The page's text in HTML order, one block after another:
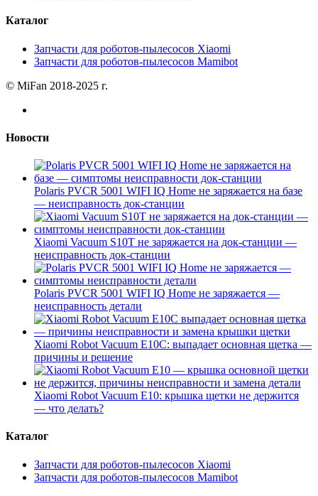
Каталог
Запчасти для роботов-пылесосов Xiaomi
Запчасти для роботов-пылесосов Mamibot
© MiFan 2018-2025 г.
Новости
Polaris PVCR 5001 WIFI IQ Home не заряжается на базе
— неисправность док-станции
Xiaomi Vacuum S10T не заряжается на док-станции —
неисправность док-станции
Polaris PVCR 5001 WIFI IQ Home не заряжается —
неисправность детали
Xiaomi Robot Vacuum E10C: выпадает основная щетка —
причины и решение
Xiaomi Robot Vacuum E10: крышка щетки не держится
— что делать?
Каталог
Запчасти для роботов-пылесосов Xiaomi
Запчасти для роботов-пылесосов Mamibot